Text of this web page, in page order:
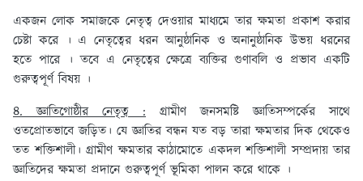
একজন লোক সমাজকে নেতৃত্ব দেওয়ার মাধ্যমে তার ক্ষমতা প্রকাশ করার
চেষ্টা করে । এ নেতৃত্বের ধরন আনুষ্ঠানিক ও অনানুষ্ঠানিক উভয় ধরনের
হতে পারে । তবে এ নেতৃত্বের ক্ষেত্রে ব্যক্তির গুণাবলি ও প্রভাব একটি
গুরুত্বপূর্ণ বিষয় ।
৪. জ্ঞাতিগোষ্ঠীর নেতৃত্ব : গ্রামীণ জনসমষ্টি জ্ঞাতিসম্পর্কের সাথে
ওতপ্রোতভাবে জড়িত। যে জ্ঞাতির বন্ধন যত বড় তারা ক্ষমতার দিক থেকেও
তত শক্তিশালী। গ্রামীণ ক্ষমতার কাঠামোতে একদল শক্তিশালী সম্প্রদায় তার
জ্ঞাতিদের ক্ষমতা প্রদানে গুরুত্বপূর্ণ ভূমিকা পালন করে থাকে ।